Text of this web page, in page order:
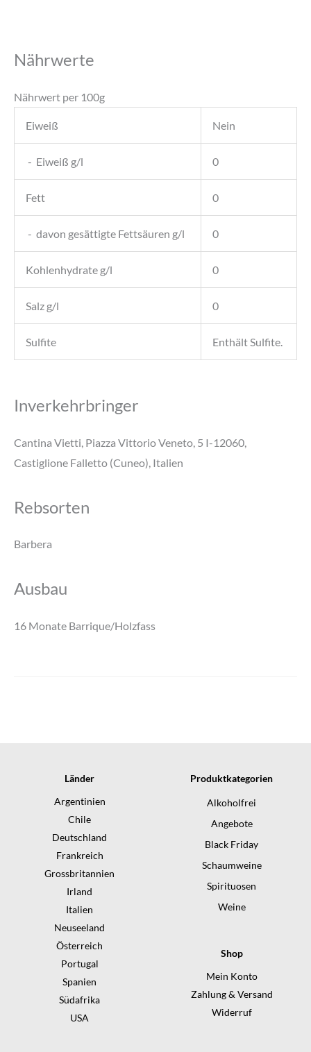
BIO
ÖKO-
001)
Menge
Nährwerte
Nährwert per 100g
Eiweiß Nein
- Eiweiß g/l 0
Fett 0
- davon gesättigte Fettsäuren g/l 0
Kohlenhydrate g/l 0
Salz g/l 0
Sulfite Enthält Sulfite.
Inverkehrbringer
Cantina Vietti, Piazza Vittorio Veneto, 5 I-12060,
Castiglione Falletto (Cuneo), Italien
Rebsorten
Barbera
Ausbau
16 Monate Barrique/Holzfass
Länder
Argentinien
Chile
Deutschland
Frankreich
Grossbritannien
Irland
Italien
Neuseeland
Österreich
Portugal
Spanien
Südafrika
USA
Produktkategorien
Alkoholfrei
Angebote
Black Friday
Schaumweine
Spirituosen
Weine
Shop
Mein Konto
Zahlung & Versand
Widerruf